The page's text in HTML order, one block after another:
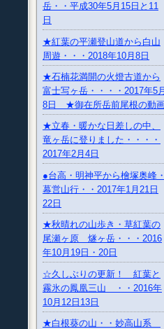
岳・・平成30年5月15日と11
日
★紅葉の平瀬登山道から白山
周遊・・・2018年10月8日
★石楠花満開の火燈古道から
富士写ヶ岳・・・・2017年5月
8日 ★御在所岳前尾根の動
★立春・暖かな日差しの中、
竜ヶ岳に登りました・・・・
2017年2月4日
●台高・明神平から檜塚奥峰・
幕営山行・・2017年1月21日
22日
★秋晴れの山歩き・草紅葉の
尾瀬ヶ原 燧ヶ岳・・・2016
年10月19日・20日
☆久しぶりの更新！ 紅葉と
霧氷の鳳凰三山 ・・2016年
10月12日13日
★白根葵の山・・妙高山系